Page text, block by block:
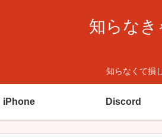
知らな
知らなくて損
iPhone Discord